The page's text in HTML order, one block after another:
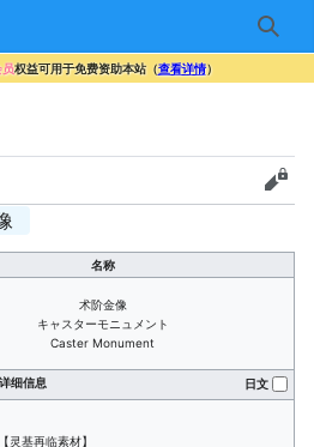
搜索
权益可用于免费资助本站（查看详情）
查看
名称
术阶金像
キャスターモニュメント
Caster Monument
详细信息 日文
【灵基再临素材】